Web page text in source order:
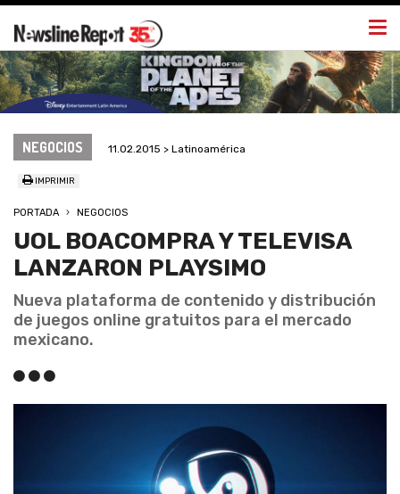
NEGOCIOS 11.02.2015 > Latinoamérica
IMPRIMIR
PORTADA NEGOCIOS
UOL BOACOMPRA Y TELEVISA
LANZARON PLAYSIMO
Nueva plataforma de contenido y distribución
de juegos online gratuitos para el mercado
mexicano.